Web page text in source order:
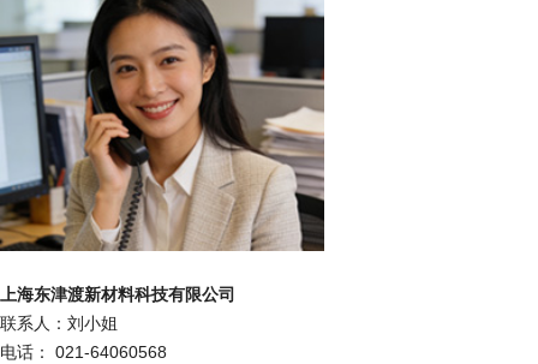
上海东津渡新材料科技有限公司
联系人：刘小姐
电话： 021-64060568